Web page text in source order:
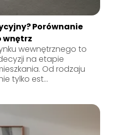
Porównanie
wnętrz
wewnętrznego to
na etapie
Od rodzaju
tylko est...